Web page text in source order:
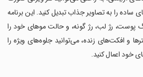
ساده را به تصاویر جذاب تبدیل کنید. این برنامه
پوست، رژ لب، رژ گونه، و حالت موهای خود را
و افکت‌های زنده، می‌توانید جلوه‌های ویژه را
خود اعمال کنید.